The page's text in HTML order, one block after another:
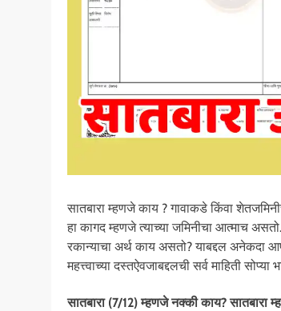
सातबारा म्हणजे काय ? गावाकडे किंवा
हा कागद म्हणजे त्याच्या जमिनीचा आत्माच
रकान्याचा अर्थ काय असतो? याबद्दल अनेकदा
महत्त्वाच्या दस्तऐवजाबद्दलची सर्व माहिती
सातबारा (7/12) म्हणजे नक्की काय?सातबारा